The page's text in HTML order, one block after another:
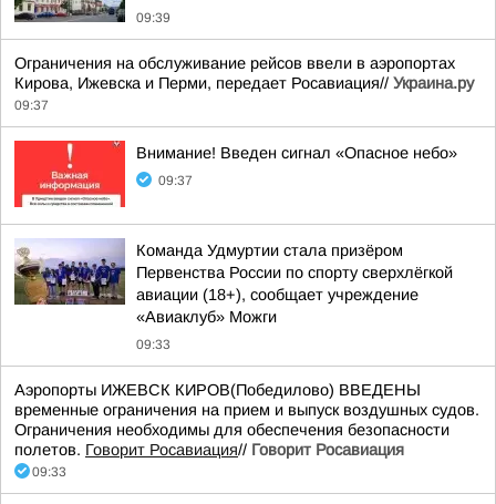
09:39
Ограничения на обслуживание рейсов ввели в аэропортах
Кирова, Ижевска и Перми, передает Росавиация// Украина.ру
09:37
Внимание! Введен сигнал «Опасное небо»
09:37
Команда Удмуртии стала призёром
Первенства России по спорту сверхлёгкой
авиации (18+), сообщает учреждение
«Авиаклуб» Можги
09:33
Аэропорты ИЖЕВСК КИРОВ(Победилово) ВВЕДЕНЫ
временные ограничения на прием и выпуск воздушных судов.
Ограничения необходимы для обеспечения безопасности
полетов. Говорит Росавиация// Говорит Росавиация
09:33